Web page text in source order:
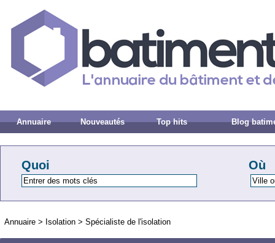
Annuaire Nouveautés Top hits Blog
Quoi Où
Annuaire > Isolation > Spécialiste de l'isolation